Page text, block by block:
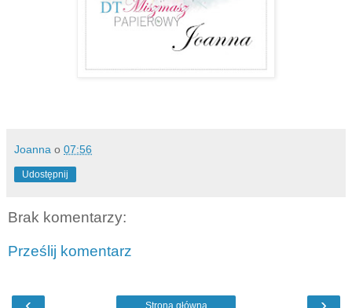
Joanna o 07:56
Udostępnij
Brak komentarzy:
Prześlij komentarz
Strona główna